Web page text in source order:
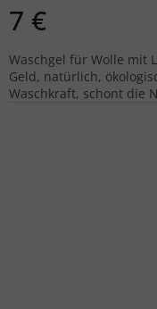
7 €
Waschgel für Wolle mit
Geld, natürlich,
Waschkraft, schont die